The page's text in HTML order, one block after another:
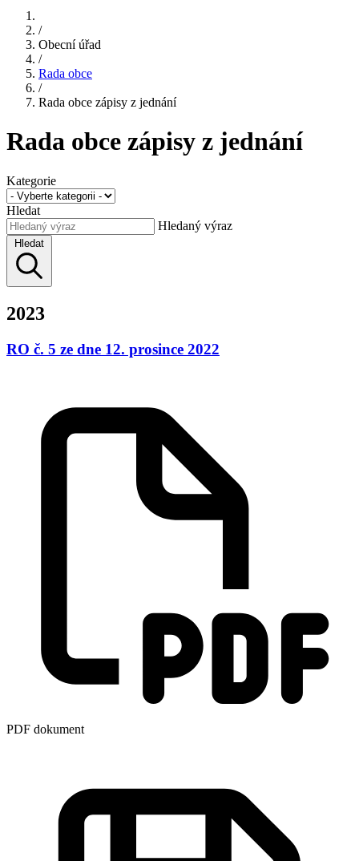
/
Obecní úřad
/
Rada obce
/
Rada obce zápisy z jednání
Rada obce zápisy z jednání
Kategorie
Hledat
Hledaný výraz
Hledat
2023
RO č. 5 ze dne 12. prosince 2022
PDF dokument